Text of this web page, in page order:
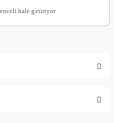
hale getiriyor